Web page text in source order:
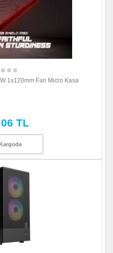
1x120mm Fan Micro Kasa
TL